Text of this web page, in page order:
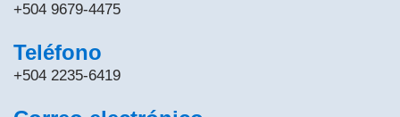
+504 9679-4475
Teléfono
+504 2235-6419